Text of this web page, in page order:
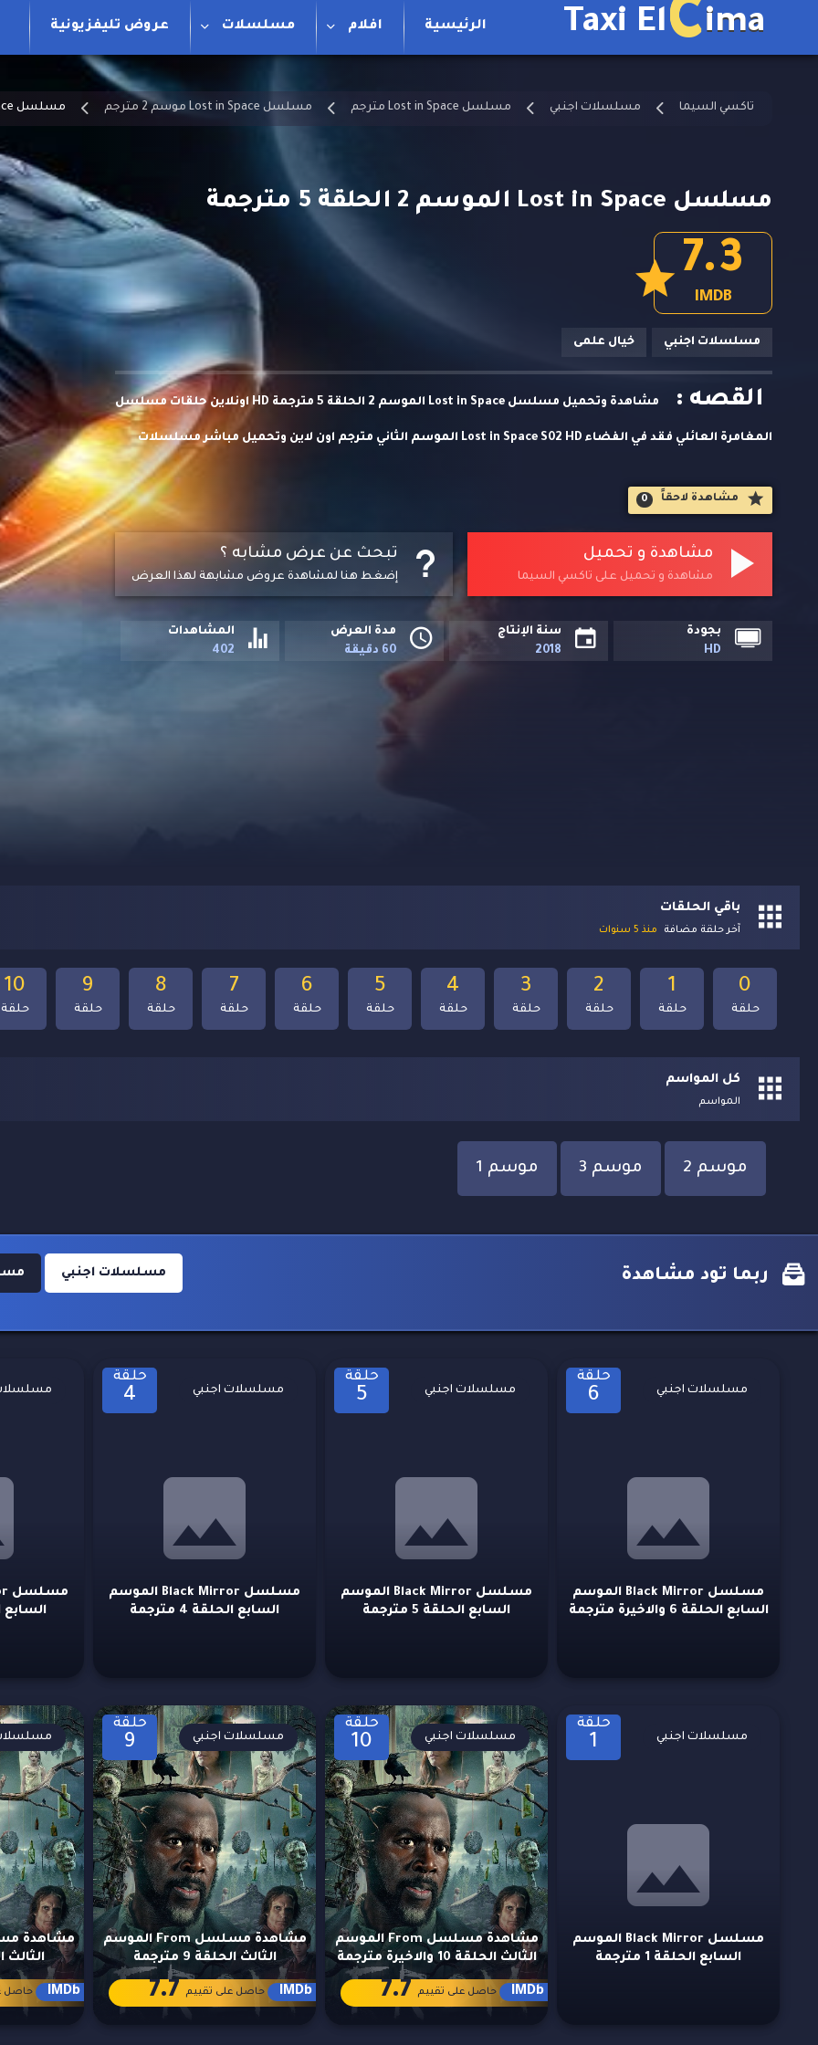
Taxi ElCima الرئيسية افلام مسلسلات عروض تليفزيونية
تاكسي السيما مسلسلات اجنبي مسلسل Lost in Space مترجم مسلسل Lost in Space موسم 2 مترجم مسلسل Lost in Space الموسم 2 الحلقة 5 مترجمة
مسلسل Lost in Space الموسم 2 الحلقة 5 مترجمة
IMDB
7.3
مسلسلات اجنبي خيال علمى
القصه : مشاهدة وتحميل مسلسل Lost in Space الموسم 2 الحلقة 5 مترجمة HD اونلاين حلقات مسلسل
المغامرة العائلي فقد في الفضاء Lost in Space S02 HD الموسم الثاني مترجم اون لاين وتحميل مباشر مسلسلات
اجنبي مترجمة حصريا على تاكسي السيما. بعد ارتطام سفينة "عائلة روبنسون" الفضائية بسطح كوكب فضائي غريب،
يتَحدّون كل الصعاب للنجاة والهرب... ولكن المخاطر الخفية تحاصرهم.
مشاهدة لاحقاََ 0
تبحث عن عرض مشابه ؟
إضغط هنا لمشاهدة عروض مشابهة لهذا العرض
مشاهدة و تحميل
مشاهدة و تحميل على تاكسي السيما
بجودة
HD
سنة الإنتاج
2018
مدة العرض
60 دقيقة
المشاهدات
402
باقي الحلقات
آخر حلقة مضافة منذ 5 سنوات
10
حلقة
9
حلقة
8
حلقة
7
حلقة
6
حلقة
5
حلقة
4
حلقة
3
حلقة
2
حلقة
1
حلقة
0
حلقة
كل المواسم
المواسم
موسم 2 موسم 3 موسم 1
ربما تود مشاهدة مسلسلات اجنبي
حلقة
6
مسلسل Black Mirror الموسم
السابع الحلقة 6 والاخيرة مترجمة
مسلسلات اجنبي
حلقة
5
مسلسل Black Mirror الموسم
السابع الحلقة 5 مترجمة
مسلسلات اجنبي
حلقة
4
مسلسل Black Mirror الموسم
السابع الحلقة 4 مترجمة
مسلسلات اجنبي
السابع
حلقة
1
مسلسل Black Mirror الموسم
السابع الحلقة 1 مترجمة
مسلسلات اجنبي
حلقة
10
مشاهدة مسلسل From الموسم
الثالث الحلقة 10 والاخيرة مترجمة
مسلسلات اجنبي
IMDb حاصل على تقييم 7.7
حلقة
9
مشاهدة مسلسل From الموسم
الثالث الحلقة 9 مترجمة
مسلسلات اجنبي
IMDb حاصل على تقييم 7.7
الثالث
IMDb حاصل